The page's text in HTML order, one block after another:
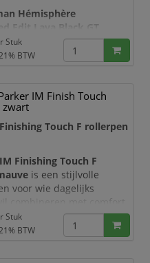
Hémisphère
Edit Lava Black GT
een elegant,
met een luxueuze
dubbel vertakte
zorgen voor een verfijnd
tijdloze ontwerp is
op de trend van stille luxe
Stuk
BTW
IM Finish Touch
zwart
Touch F rollerpen
Finishing Touch F
is een stijlvolle
voor wie dagelijks
combineren met comfort,
een hoogwaardige
Parker IM uitvoering
Stuk
BTW